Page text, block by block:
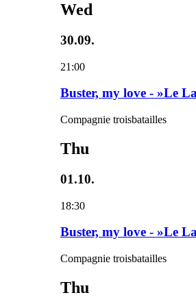
Wed
30.09.
21:00
Buster, my love - »Le
Compagnie troisbatailles
Thu
01.10.
18:30
Buster, my love - »Le
Compagnie troisbatailles
Thu